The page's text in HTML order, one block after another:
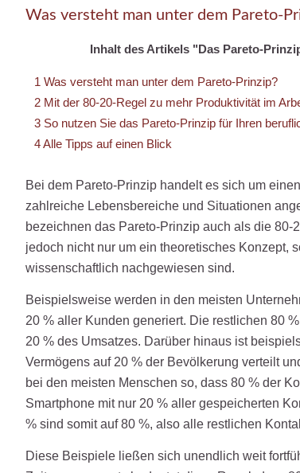
Was versteht man unter dem Pareto-
Inhalt des Artikels "Das Pareto-
1 Was versteht man unter dem Pareto-Prinzip?
2Mit der 80-20-Regel zu mehr Produktivität im
3So nutzen Sie das Pareto-Prinzip für Ihren
4Alle Tipps auf einen Blick
Bei dem Pareto-Prinzip handelt es sich um
zahlreiche Lebensbereiche und Situationen
bezeichnen das Pareto-Prinzip auch als die 80-
jedoch nicht nur um ein theoretisches Konzept,
wissenschaftlich nachgewiesen sind.
Beispielsweise werden in den meisten
20 % aller Kunden generiert. Die restlichen 80
20 % des Umsatzes. Darüber hinaus ist
Vermögens auf 20 % der Bevölkerung verteilt
bei den meisten Menschen so, dass 80 % der
Smartphone mit nur 20 % aller gespeicherten
% sind somit auf 80 %, also alle restlichen
Diese Beispiele ließen sich unendlich weit